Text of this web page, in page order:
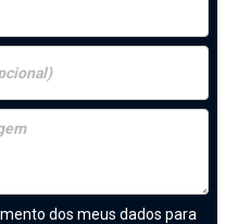
dos meus dados para